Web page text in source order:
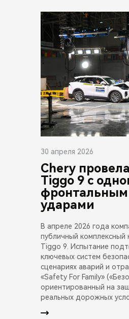
30 апреля 2026
Chery
Tiggo 9 с
ударами
В апреле 2026 года
публичный комплексный
Tiggo 9. Испытание
ключевых систем
сценариях аварий и
«Safety For Family»
ориентированный на
реальных дорожных